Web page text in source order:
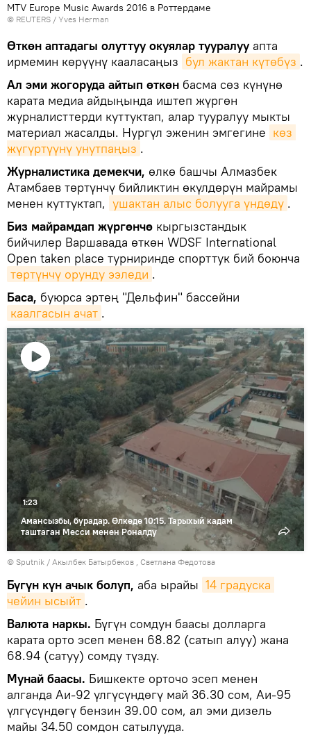
MTV Europe Music Awards 2016 в Роттердаме
© REUTERS / Yves Herman
Өткөн аптадагы олуттуу окуялар тууралууапта
ирмемин көрүүнү кааласаңыз бул жактан күтөбүз .
Ал эми жогоруда айтып өткөн басма сөз күнүнө
карата медиа айдыңында иштеп жүргөн
журналисттерди куттуктап, алар тууралуу мыкты
материал жасалды. Нургүл эженин эмгегине көз
жүгүртүүнү унутпаңыз .
Журналистика демекчи, өлкө башчы Алмазбек
Атамбаев төртүнчү бийликтин өкүлдөрүн майрамы
менен куттуктап, ушактан алыс болууга үндөдү .
Биз майрамдап жүргөнчө кыргызстандык
бийчилер Варшавада өткөн WDSF International
Open taken place турниринде спорттук бий боюнча
төртүнчү орунду ээледи .
Баса, буюрса эртең "Дельфин" бассейни
каалгасын ачат .
Видеону
көрсөтүү
Амансызбы, бурадар. Өлкөдө 10:15. Тарыхый кадам
таштаган Месси менен Роналду
1:23
© Sputnik / Акылбек Батырбеков , Светлана Федотова
Бүгүн күн ачык болуп, аба ырайы 14 градуска
чейин ысыйт .
Валюта наркы. Бүгүн сомдун баасы долларга
карата орто эсеп менен 68.82 (сатып алуу) жана
68.94 (сатуу) сомду түздү.
Мунай баасы. Бишкекте орточо эсеп менен
алганда Аи-92 үлгүсүндөгү май 36.30 сом, Аи-95
үлгүсүндөгү бензин 39.00 сом, ал эми дизель
майы 34.50 сомдон сатылууда.